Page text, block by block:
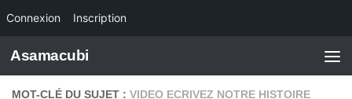
Connexion Inscription
Skip to content
Asamacubi
MOT-CLÉ DU SUJET : VIDEO ECRIVEZ NOTRE HISTOIRE